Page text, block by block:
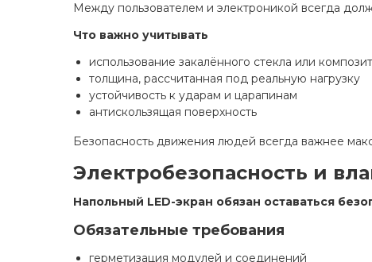
Между пользователем и электроникой всегда
Что важно учитывать
использование закалённого стекла или
толщина, рассчитанная под реальную нагрузку
устойчивость к ударам и царапинам
антискользящая поверхность
Безопасность движения людей всегда важнее
герметизация модулей и соединений
Напольный LED-экран обязан оставаться
Обязательные требования
Электробезопасность и